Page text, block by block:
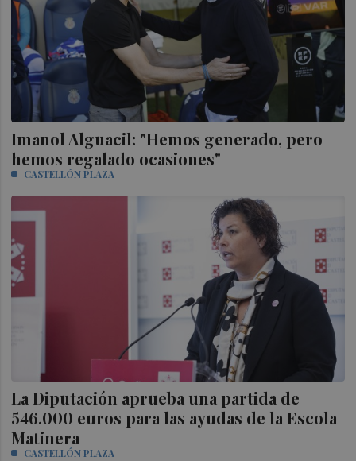
Imanol Alguacil: "Hemos generado, pero
hemos regalado ocasiones"
CASTELLÓN PLAZA
La Diputación aprueba una partida de
546.000 euros para las ayudas de la Escola
Matinera
CASTELLÓN PLAZA